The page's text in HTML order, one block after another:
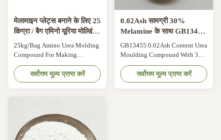
मेलामाइन प्लेट्स बनाने के लिए 25
किग्रा / बैग एमिनो यूरिया मोल्डिंग
कंपाउंड
25kg/Bag Amino Urea Molding
Compound For Making
Melamine Plates 25kg/bag
100% Melamine Min Powder
Urea Moulding Compound For
basic material, to join the senior
cellulose intensifier, add a small
सर्वोत्तम मूल्य प्राप्त करें
0.02Ash सामग्री 30%
Melamine के साथ GB13455
यूरिया मोल्डिंग यौगिक
GB13455 0.02Ash Content Urea
Moulding Compound With 30%
Melamine Product description
The amount of urea-
formaldehyde resin used to
सर्वोत्तम मूल्य प्राप्त करें